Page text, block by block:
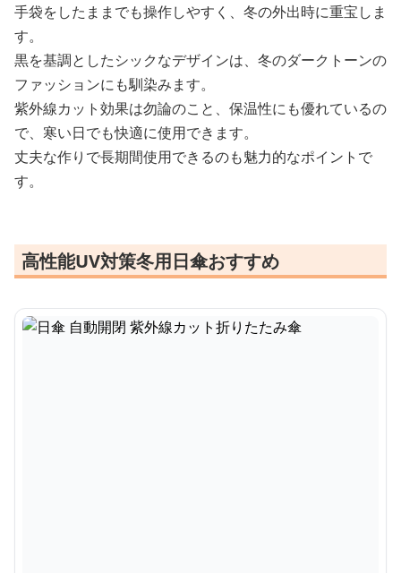
手袋をしたままでも操作しやすく、冬の外出時に重宝しま
す。
黒を基調としたシックなデザインは、冬のダークトーンの
ファッションにも馴染みます。
紫外線カット効果は勿論のこと、保温性にも優れているの
で、寒い日でも快適に使用できます。
丈夫な作りで長期間使用できるのも魅力的なポイントで
す。
高性能UV対策冬用日傘おすすめ